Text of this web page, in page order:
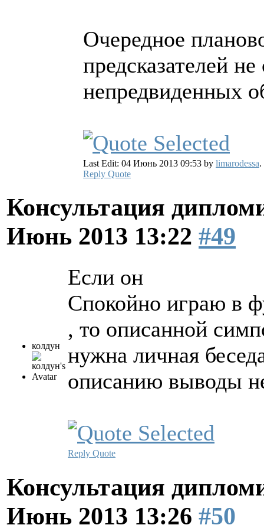
Очередное
предсказателей
непредвиденных
Last Edit: 04 Июнь 2013 09:53 by limarodessa.
Reply Quote
Консультация
Июнь 2013 13:22 #49
колдун
Если он
Спокойно играю в
, то описанной
нужна личная
описанию выводы
Reply Quote
Консультация
Июнь 2013 13:26 #50